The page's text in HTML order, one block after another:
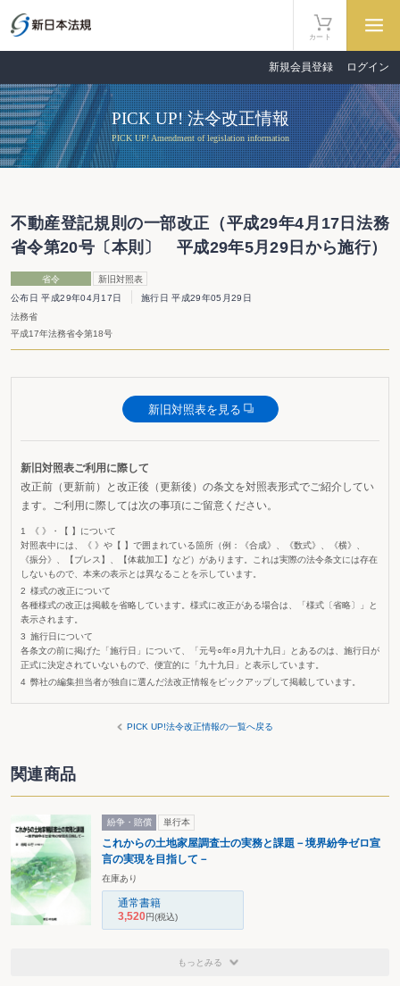
カート
新規会員登録 ログイン
PICK UP! 法令改正情報
PICK UP! Amendment of legislation information
不動産登記規則の一部改正（平成29年4月17日法務
省令第20号〔本則〕 平成29年5月29日から施行）
省令
新旧対照表
公布日 平成29年04月17日
施行日 平成29年05月29日
法務省
平成17年法務省令第18号
新旧対照表を見る
新旧対照表ご利用に際して
改正前（更新前）と改正後（更新後）の条文を対照表形式でご紹介してい
ます。ご利用に際しては次の事項にご留意ください。
《 》・【 】について
対照表中には、《 》や【 】で囲まれている箇所（例：《合成》、《数式》、《横》、
《振分》、【ブレス】、【体裁加工】など）があります。これは実際の法令条文には存在
しないもので、本来の表示とは異なることを示しています。
様式の改正について
各種様式の改正は掲載を省略しています。様式に改正がある場合は、「様式〔省略〕」と
表示されます。
施行日について
各条文の前に掲げた「施行日」について、「元号○年○月九十九日」とあるのは、施行日が
正式に決定されていないもので、便宜的に「九十九日」と表示しています。
弊社の編集担当者が独自に選んだ法改正情報をピックアップして掲載しています。
PICK UP!法令改正情報の一覧へ戻る
関連商品
紛争・賠償 単行本
これからの土地家屋調査士の実務と課題－境界紛争ゼロ宣
言の実現を目指して－
在庫あり
通常書籍
3,520円(税込)
もっとみる